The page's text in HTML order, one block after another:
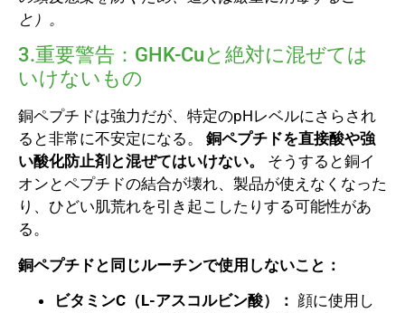
と）。
3.重要警告：GHK-Cuと絶対に混ぜては
いけないもの
銅ペプチドは強力だが、特定のpHレベルにさらされ
ると非常に不安定になる。 銅ペプチドを直接酸や強
い酸化防止剤と混ぜてはいけない。
そうすると銅イ
オンとペプチドの結合が壊れ、製品が使えなくなった
り、ひどい肌荒れを引き起こしたりする可能性があ
る。
銅ペプチドと同じルーチンで使用しないこと：
ビタミンC（L-アスコルビン酸）： 顔に使用し